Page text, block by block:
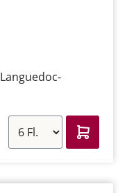
Languedoc-